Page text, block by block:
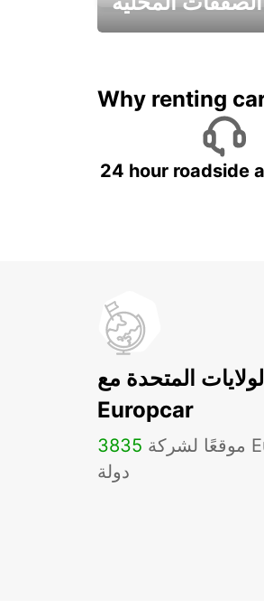
Why renting
24 hour roadside
المتحدة مع
Europcar
3835
دولة